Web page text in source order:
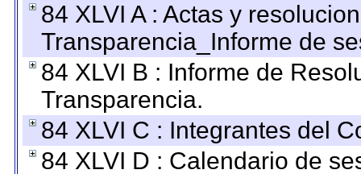
84 XLVI A : Actas y
Transparencia_Informe de
84 XLVI B : Informe de
Transparencia.
84 XLVI C : Integrantes del
84 XLVI D : Calendario de